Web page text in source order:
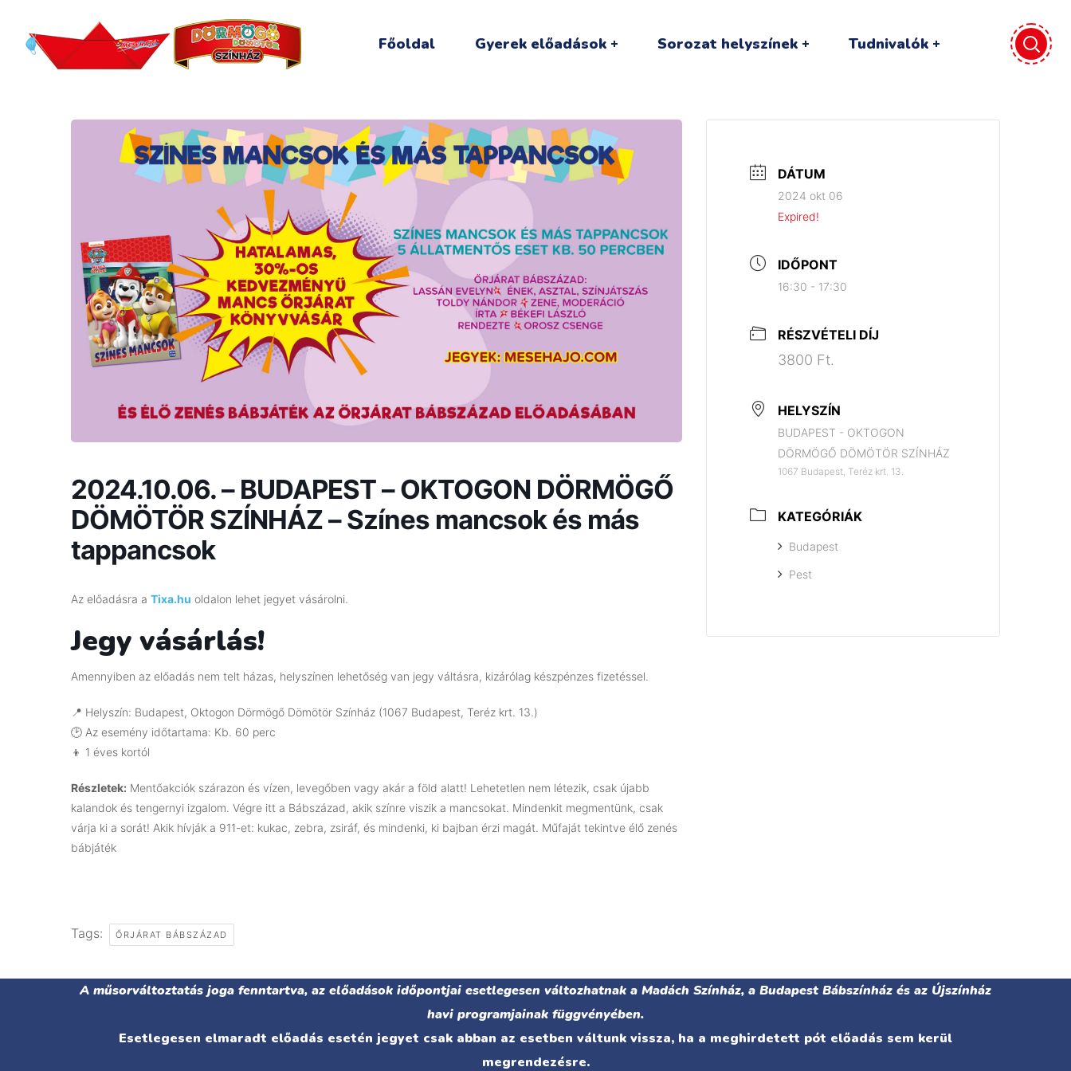
Főoldal Gyerek előadások Sorozat helyszínek Tudnivalók
2024.10.06. – BUDAPEST – OKTOGON DÖRMÖGŐ
DÖMÖTÖR SZÍNHÁZ – Színes mancsok és más
tappancsok
Az előadásra a Tixa.hu oldalon lehet jegyet vásárolni.
Jegy vásárlás!
Amennyiben az előadás nem telt házas, helyszínen lehetőség van jegy váltásra, kizárólag készpénzes fizetéssel.
📍 Helyszín: Budapest, Oktogon Dörmögő Dömötör Színház (1067 Budapest, Teréz krt. 13.)
🕑 Az esemény időtartama: Kb. 60 perc
👦 1 éves kortól
Részletek: Mentőakciók szárazon és vízen, levegőben vagy akár a föld alatt! Lehetetlen nem létezik, csak újabb
kalandok és tengernyi izgalom. Végre itt a Bábszázad, akik színre viszik a mancsokat. Mindenkit megmentünk, csak
várja ki a sorát! Akik hívják a 911-et: kukac, zebra, zsiráf, és mindenki, ki bajban érzi magát. Műfaját tekintve élő zenés
bábjáték
Tags: ŐRJÁRAT BÁBSZÁZAD
DÁTUM
2024 okt 06
Expired!
IDŐPONT
16:30 - 17:30
RÉSZVÉTELI DÍJ
3800 Ft.
HELYSZÍN
BUDAPEST - OKTOGON
DÖRMÖGŐ DÖMÖTÖR SZÍNHÁZ
1067 Budapest, Teréz krt. 13.
KATEGÓRIÁK
Budapest
Pest
A műsorváltoztatás joga fenntartva, az előadások időpontjai esetlegesen változhatnak a Madách Színház, a Budapest Bábszínház és az Újszínház
havi programjainak függvényében.
Esetlegesen elmaradt előadás esetén jegyet csak abban az esetben váltunk vissza, ha a meghirdetett pót előadás sem kerül
megrendezésre.